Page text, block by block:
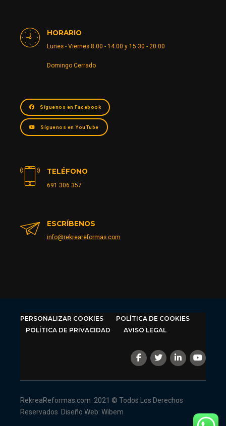
HORARIO
Lunes - Viernes 8.00 - 14.00 y 15:30 - 20.00
Domingo Cerrado
Síguenos en Facebook
Síguenos en YouTube
TELÉFONO
691 306 357
ESCRÍBENOS
info@rekreareformas.com
PERSONALIZAR COOKIES
POLÍTICA DE COOKIES
POLÍTICA DE PRIVACIDAD
AVISO LEGAL
RekreaReformas.com 2021 © Todos Los Derechos
Reservados Diseño Web: Wibem